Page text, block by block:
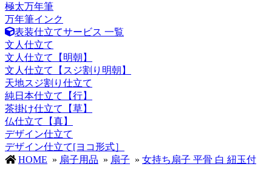
極太万年筆
万年筆インク
表装仕立てサービス 一覧
文人仕立て
文人仕立て【明朝】
文人仕立て【スジ割り明朝】
天地スジ割り仕立て
純日本仕立て【行】
茶掛け仕立て【草】
仏仕立て【真】
デザイン仕立て
デザイン仕立て[ヨコ形式］
HOME » 扇子用品 » 扇子 » 女持ち扇子 平骨 白 紐玉付